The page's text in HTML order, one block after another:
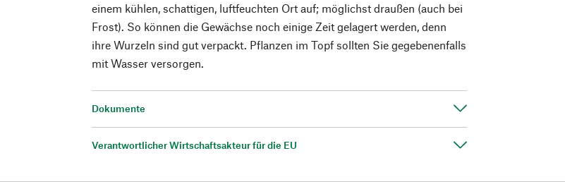
einem kühlen, schattigen, luftfeuchten Ort auf; möglichst draußen (auch bei
Frost). So können die Gewächse noch einige Zeit gelagert werden, denn
ihre Wurzeln sind gut verpackt. Pflanzen im Topf sollten Sie gegebenenfalls
mit Wasser versorgen.
Dokumente
Verantwortlicher Wirtschaftsakteur für die EU